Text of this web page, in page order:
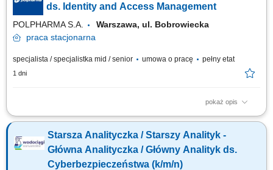
obowiązków: Projektowanie strategii modeli zarządzania dostępem.
Opracowywanie...
ds. Identity and Access Management
POLPHARMA S.A.
Warszawa, ul. Bobrowiecka
praca stacjonarna
specjalista / specjalistka mid / senior umowa o pracę pełny etat
1 dni
pokaż opis
Zakres obowiązków: Tworzenie i rozwój strategii zarządzania
dotyczących IAM dla nowych systemów oraz wsparcie istniejących
rozwiązań. Zarządzanie ryzykiem wynikającym z niewłaściwego
przydziału uprawnień (SoD)....
Starsza Analityczka / Starszy Analityk -
Główna Analityczka / Główny Analityk ds.
Cyberbezpieczeństwa (k/m/n)